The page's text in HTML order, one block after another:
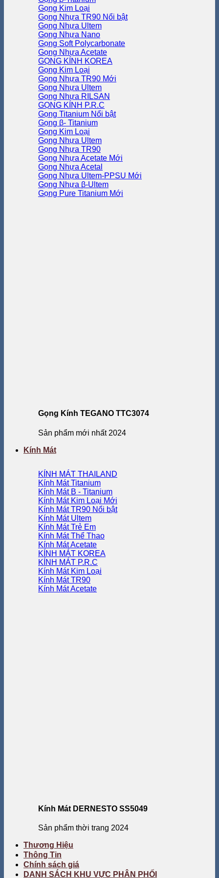
Gọng Kim Loại
Gọng Nhựa TR90
Gọng Nhựa Ultem
Gọng Nhựa Nano
Gọng Soft Polycarbonate
Gọng Nhựa Acetate
GỌNG KÍNH KOREA
Gọng Kim Loại
Gọng Nhựa TR90
Gọng Nhựa Ultem
Gọng Nhựa RILSAN
GỌNG KÍNH P.R.C
Gọng Titanium
Gọng β- Titanium
Gọng Kim Loại
Gọng Nhựa Ultem
Gọng Nhựa TR90
Gọng Nhựa Acetate
Gọng Nhựa Acetal
Gọng Nhựa Ultem-PPSU
Gọng Nhựa β-Ultem
Gọng Pure Titanium
Gọng Kính TEGANO TTC3074
Sản phẩm mới nhất 2024
Kính Mát
KÍNH MÁT THAILAND
Kính Mát Titanium
Kính Mát B - Titanium
Kính Mát Kim Loại
Kính Mát TR90
Kính Mát Ultem
Kính Mát Trẻ Em
Kính Mát Thể Thao
Kính Mát Acetate
KÍNH MÁT KOREA
KÍNH MÁT P.R.C
Kính Mát Kim Loại
Kính Mát TR90
Kính Mát Acetate
Kính Mát DERNESTO SS5049
Sản phẩm thời trang 2024
Thương Hiệu
Thông Tin
Chính sách giá
DANH SÁCH KHU VỰC PHÂN PHỐI